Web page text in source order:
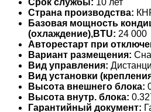
Срок службы: 10 лет
Страна производства:
Базовая мощность
(охлаждение),BTU: 24 000
Авторестарт при
Вариант размещения:
Вид управления:
Вид установки
Высота внешнего блока:
Высота внутр. блока:
Гарантийный документ: